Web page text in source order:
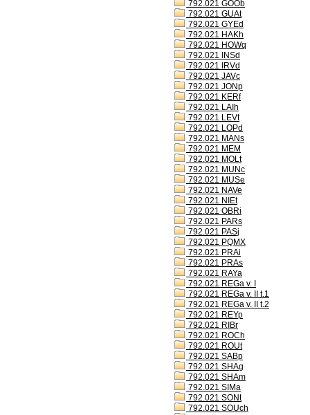
792.021 GOOb
792.021 GUAt
792.021 GYEd
792.021 HAKh
792.021 HOWq
792.021 INSd
792.021 IRVd
792.021 JAVc
792.021 JONp
792.021 KERf
792.021 LAIh
792.021 LEVt
792.021 LOPd
792.021 MANs
792.021 MEM
792.021 MOLt
792.021 MUNc
792.021 MUSe
792.021 NAVe
792.021 NIEt
792.021 OBRi
792.021 PARs
792.021 PASj
792.021 PQMX
792.021 PRAi
792.021 PRAs
792.021 RAYa
792.021 REGa v. I
792.021 REGa v. II t.1
792.021 REGa v. II t.2
792.021 REYp
792.021 RIBr
792.021 ROCh
792.021 ROUt
792.021 SABp
792.021 SHAg
792.021 SHAm
792.021 SIMa
792.021 SONt
792.021 SOUch